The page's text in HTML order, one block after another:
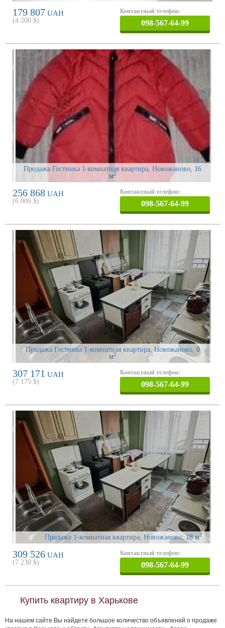
179 807 UAH
(4 200 $)
Контактный телефон:
098-567-64-99
Продажа Гостинка 1-комнатная квартира, Новожаново , 16
м2
256 868 UAH
(6 000 $)
Контактный телефон:
098-567-64-99
Продажа Гостинка 1-комнатная квартира, Новожаново, 0
м2
307 171 UAH
(7 175 $)
Контактный телефон:
098-567-64-99
Продажа 1-комнатная квартира, Новожаново, 18 м2
309 526 UAH
(7 230 $)
Контактный телефон:
098-567-64-99
Купить квартиру в Харькове
На нашем сайте Вы найдете большое количество объявлений о продаже